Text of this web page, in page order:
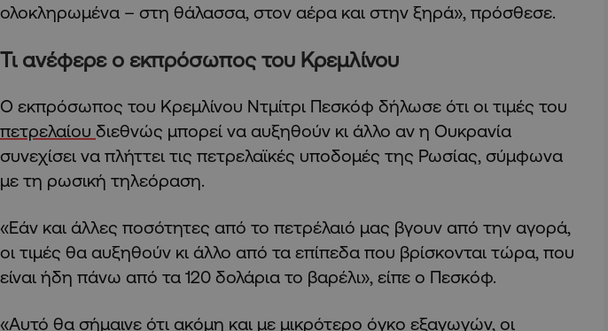
ολοκληρωμένα – στη θάλασσα, στον αέρα και στην ξηρά», πρόσθεσε.
Τι ανέφερε ο εκπρόσωπος του Κρεμλίνου
Ο εκπρόσωπος του Κρεμλίνου Ντμίτρι Πεσκόφ δήλωσε ότι οι τιμές του
πετρελαίου διεθνώς μπορεί να αυξηθούν κι άλλο αν η Ουκρανία
συνεχίσει να πλήττει τις πετρελαϊκές υποδομές της Ρωσίας, σύμφωνα
με τη ρωσική τηλεόραση.
«Εάν και άλλες ποσότητες από το πετρέλαιό μας βγουν από την αγορά,
οι τιμές θα αυξηθούν κι άλλο από τα επίπεδα που βρίσκονται τώρα, που
είναι ήδη πάνω από τα 120 δολάρια το βαρέλι», είπε ο Πεσκόφ.
«Αυτό θα σήμαινε ότι ακόμη και με μικρότερο όγκο εξαγωγών, οι